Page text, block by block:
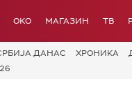
OKO МАГАЗИН ТВ
ДАНАС ХРОНИКА